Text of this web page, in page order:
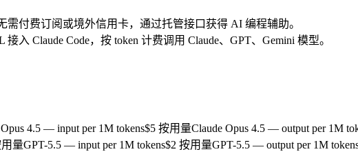
需付费订阅或境外信用卡，通过托管接口获得 AI 编程辅助。
入 Claude Code，按 token 计费调用 Claude、GPT、Gemini 模型。
4.5 — input per 1M tokens$5 按用量Claude Opus 4.5 — output per 1M
用量GPT-5.5 — input per 1M tokens$2 按用量GPT-5.5 — output per 1M